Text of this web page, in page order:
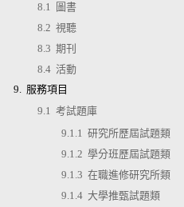
8.1 圖書
8.2 視聽
8.3 期刊
8.4 活動
9. 服務項目
9.1 考試題庫
9.1.1 研究所歷屆試題類
9.1.2 學分班歷屆試題類
9.1.3 在職進修研究所類
9.1.4 大學推甄試題類